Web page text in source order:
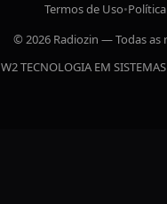
Termos de Uso•
© 2026 Radiozin — Todas as
W2 TECNOLOGIA EM